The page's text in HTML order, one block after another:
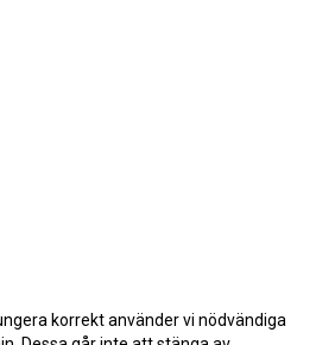
korrekt använder vi nödvändiga